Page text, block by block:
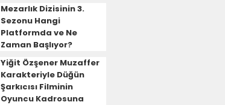
Mezarlık Dizisinin 3.
Sezonu Hangi
Platformda ve Ne
Zaman Başlıyor?
Yiğit Özşener Muzaffer
Karakteriyle Düğün
Şarkıcısı Filminin
Oyuncu Kadrosuna